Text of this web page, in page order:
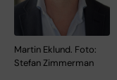
Martin Eklund. Foto:
Stefan Zimmerman